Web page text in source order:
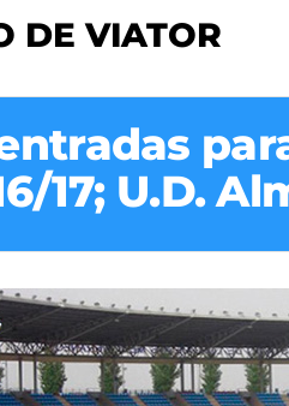
DE VIATOR
17; U.D.